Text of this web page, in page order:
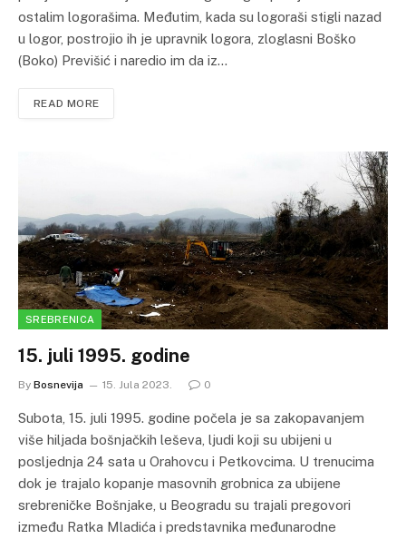
ostalim logorašima. Međutim, kada su logoraši stigli nazad
u logor, postrojio ih je upravnik logora, zloglasni Boško
(Boko) Previšić i naredio im da iz…
READ MORE
SREBRENICA
15. juli 1995. godine
By Bosnevija 15. Jula 2023. 0
Subota, 15. juli 1995. godine počela je sa zakopavanjem
više hiljada bošnjačkih leševa, ljudi koji su ubijeni u
posljednja 24 sata u Orahovcu i Petkovcima. U trenucima
dok je trajalo kopanje masovnih grobnica za ubijene
srebreničke Bošnjake, u Beogradu su trajali pregovori
između Ratka Mladića i predstavnika međunarodne